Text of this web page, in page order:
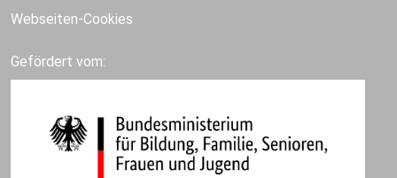
Webseiten-Cookies
Gefördert vom: